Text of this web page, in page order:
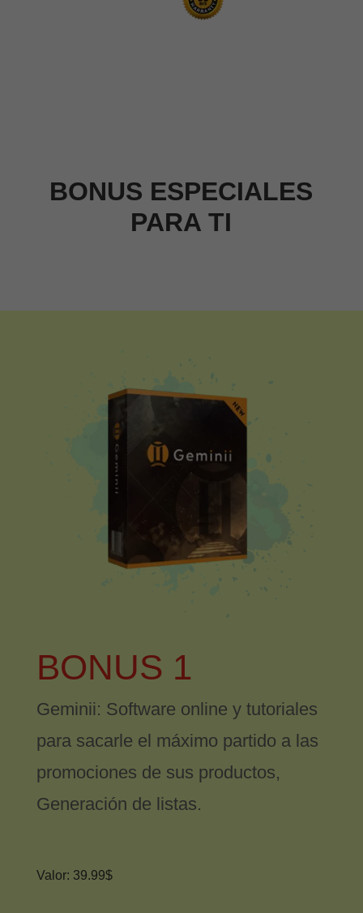
BONUS ESPECIALES
PARA TI
BONUS 1
Geminii: Software online y tutoriales
para sacarle el máximo partido a las
promociones de sus productos,
Generación de listas.
Valor: 39.99$